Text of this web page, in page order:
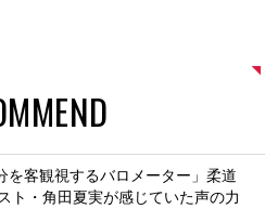
を客観視するバロメーター」柔道
ト・角田夏実が感じていた声の力